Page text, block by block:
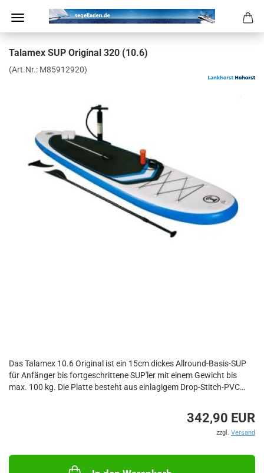
Tal­amex SUP Ori­gi­nal 320 (10.6)
(Art.Nr.: M85912920)
Das Talamex 10.6 Original ist ein 15cm dickes Allround-Basis-SUP
für Anfänger bis fortgeschrittene SUP'ler mit einem Gewicht bis
max. 100 kg. Die Platte besteht aus einlagigem Drop-Stitch-PVC
Transporttasche, eine Hochdruckhandpumpe mit Manometer, ein
Knöchelband, eine abnehmbare Finne und ein Reparaturset.
342,90 EUR
zzgl. Versand